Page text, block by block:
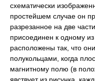
схематически
простейшем случае он
разрезанное на две
присоединен к одному
расположены так, что
полукольцами, когда
магнитному полю (в